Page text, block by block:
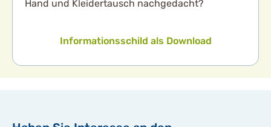
Hand und Kleidertausch nachgedacht?
Informationsschild als Download